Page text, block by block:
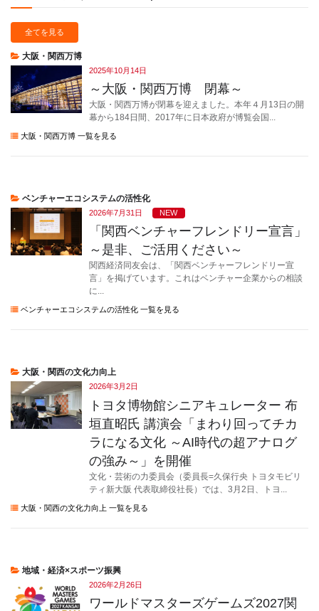
全てを見る
大阪・関西万博
2025年10月14日
～大阪・関西万博 閉幕～
大阪・関西万博が閉幕を迎えました。本年４月13日の開
幕から184日間、2017年に日本政府が博覧会国...
大阪・関西万博 一覧を見る
ベンチャーエコシステムの活性化
2026年7月31日 NEW
「関西ベンチャーフレンドリー宣言」
～是非、ご活用ください～
関西経済同友会は、「関西ベンチャーフレンドリー宣
言」を掲げています。これはベンチャー企業からの相談
に...
ベンチャーエコシステムの活性化 一覧を見る
大阪・関西の文化力向上
2026年3月2日
トヨタ博物館シニアキュレーター 布
垣直昭氏 講演会「まわり回ってチカ
ラになる文化 ～AI時代の超アナログ
の強み～」を開催
文化・芸術の力委員会（委員長=久保行央 トヨタモビリ
ティ新大阪 代表取締役社長）では、3月2日、トヨ...
大阪・関西の文化力向上 一覧を見る
地域・経済×スポーツ振興
2026年2月26日
ワールドマスターズゲームズ2027関